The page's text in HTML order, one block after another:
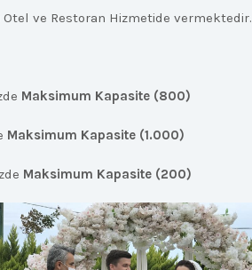
ve Restoran Hizmetide vermektedir.
Maksimum Kapasite (800)
Maksimum Kapasite (1.000)
Maksimum Kapasite (200)